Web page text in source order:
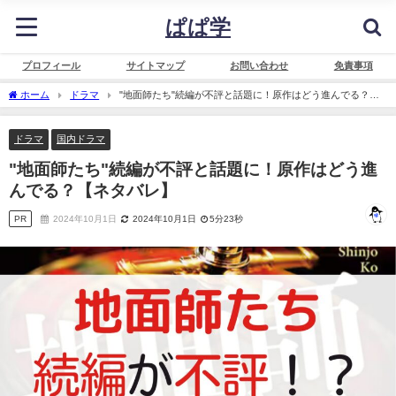
ぱぱ学
プロフィール サイトマップ お問い合わせ 免責事項
ホーム ドラマ
"地面師たち"続編が不評と話題に！原作はどう進んでる？
【ネタバレ】
ドラマ 国内ドラマ
"地面師たち"続編が不評と話題に！原作はどう進
んでる？【ネタバレ】
PR 2024年10月1日 2024年10月1日 5分23秒